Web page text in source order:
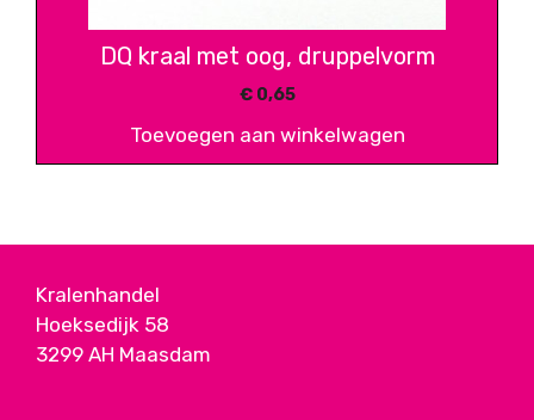
DQ kraal met oog, druppelvorm
€0,65
Toevoegen aan winkelwagen
Kralenhandel
Hoeksedijk 58
3299 AH Maasdam